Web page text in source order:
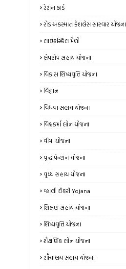
રેશન કાર્ડ
રોડ અકસ્માત કેશલેસ સારવાર યોજના
લાઇફસ્કિલ મેળો
લેપટોપ સહાય યોજના
વિકાસ શિષ્યવૃત્તિ યોજના
વિજ્ઞાન
વિધવા સહાય યોજના
વિશ્વકર્મા લોન યોજના
વીમા યોજના
વૃદ્ધ પેન્શન યોજના
વૃધ્ધ સહાય યોજના
વ્હાલી દીકરી Yojana
શિક્ષણ સહાય યોજના
શિષ્યવૃત્તિ યોજના
શૈક્ષણિક લોન યોજના
શૌચાલય સહાય યોજના